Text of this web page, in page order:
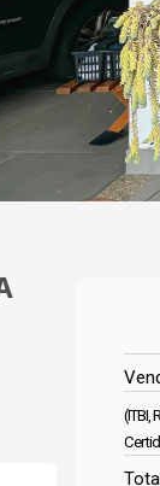
(ITBI,